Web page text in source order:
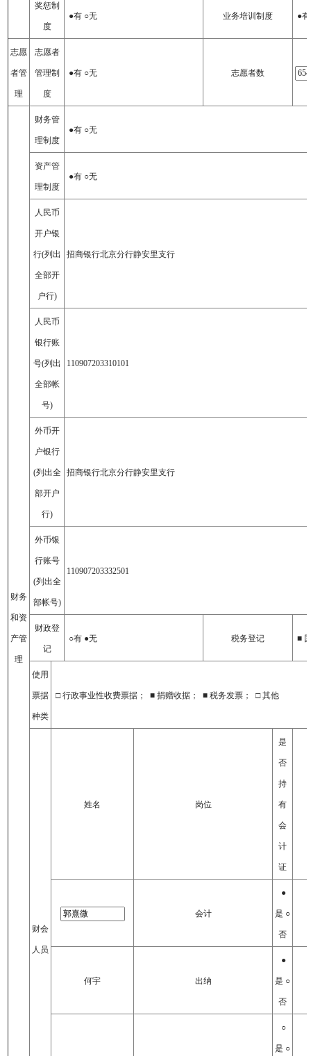
奖惩制
度
●有 ○无 业务培训制度 ●
志愿
者管
理
志愿者
管理制
度
●有 ○无 志愿者数
财务
和资
产管
理
财务管
理制度
●有 ○无
资产管
理制度
●有 ○无
人民币
开户银
行(列出
全部开
户行)
招商银行北京分行静安里支行
人民币
银行账
号(列出
全部帐
号)
110907203310101
外币开
户银行
(列出全
部开户
行)
招商银行北京分行静安里支行
外币银
行账号
(列出全
部帐号)
110907203332501
财政登
记
○有 ●无 税务登记 ■
使用
票据
种类
□ 行政事业性收费票据； ■ 捐赠收据； ■ 税务发票； □ 其他
财会
人员
姓名 岗位
是
否
持
有
会
计
证
会计
●
是 ○
否
何宇 出纳
●
是 ○
否
○
是 ○